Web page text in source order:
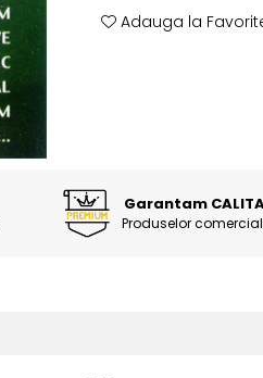
Adauga la
Garantam
Produselor